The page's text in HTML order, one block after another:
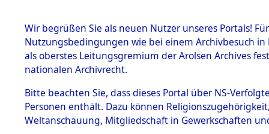
BESTÄNDE
1.
Inhaftierungsdoku
mente
1.2.9 Beim ITS
0002
Wir begrüßen Sie als neuen Nutzer unseres Portals!
Nutzungsbedingungen wie bei einem Archivbesuch
als oberstes Leitungsgremium der Arolsen Archives
nationalen Archivrecht.
Bitte beachten Sie, dass dieses Portal über NS-
Personen enthält. Dazu können
Weltanschauung, Mitgliedschaft in Gewerkschaften